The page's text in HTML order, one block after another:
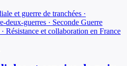
et guerre de tranchées ·
deux-guerres · Seconde Guerre
Résistance et collaboration en France